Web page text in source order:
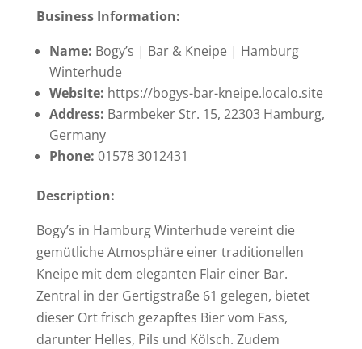
Business Information:
Name: Bogy’s | Bar & Kneipe | Hamburg
Winterhude
Website: https://bogys-bar-kneipe.localo.site
Address: Barmbeker Str. 15, 22303 Hamburg,
Germany
Phone: 01578 3012431
Description:
Bogy’s in Hamburg Winterhude vereint die
gemütliche Atmosphäre einer traditionellen
Kneipe mit dem eleganten Flair einer Bar.
Zentral in der Gertigstraße 61 gelegen, bietet
dieser Ort frisch gezapftes Bier vom Fass,
darunter Helles, Pils und Kölsch. Zudem